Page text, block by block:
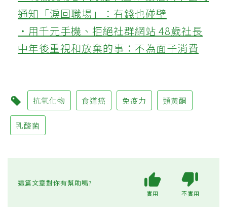
通知「淚回職場」：有錢也碰壁
‧用千元手機、拒絕社群網站 48歲社長
中年後重視和放棄的事：不為面子消費
抗氧化物 食道癌 免疫力 類黃酮
乳酸菌
這篇文章對你有幫助嗎?
實用 不實用